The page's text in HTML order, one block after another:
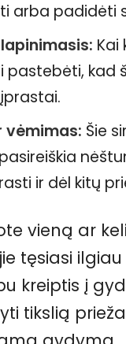
arba padidėti
Kai
pastebėti, kad
vėmimas: Šie
ir dėl kitų
vieną ar
tęsiasi ilgiau
kreiptis į
tikslią